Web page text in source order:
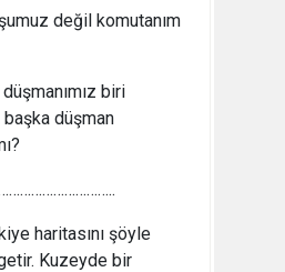
değil komutanım
biri
düşman
haritasını şöyle
Kuzeyde bir